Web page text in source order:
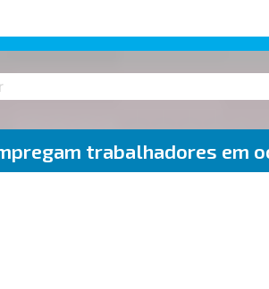
trabalhadores em